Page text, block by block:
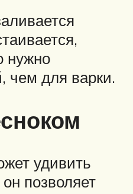
нужно
чем для варки.
удивить
позволяет